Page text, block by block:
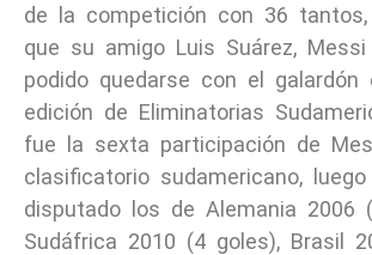
de la competición con 36
que su amigo Luis Suárez,
podido quedarse con el galardón
edición de Eliminatorias
fue la sexta participación de
clasificatorio sudamericano,
disputado los de Alemania 2006
Sudáfrica 2010 (4 goles), Brasil